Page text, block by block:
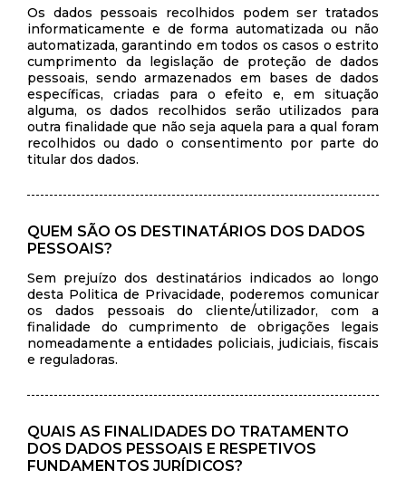
Os dados pessoais recolhidos podem ser tratados
informaticamente e de forma automatizada ou não
automatizada, garantindo em todos os casos o estrito
cumprimento da legislação de proteção de dados
pessoais, sendo armazenados em bases de dados
específicas, criadas para o efeito e, em situação
alguma, os dados recolhidos serão utilizados para
outra finalidade que não seja aquela para a qual foram
recolhidos ou dado o consentimento por parte do
titular dos dados.
QUEM SÃO OS DESTINATÁRIOS DOS DADOS
PESSOAIS?
Sem prejuízo dos destinatários indicados ao longo
desta Politica de Privacidade, poderemos comunicar
os dados pessoais do cliente/utilizador, com a
finalidade do cumprimento de obrigações legais
nomeadamente a entidades policiais, judiciais, fiscais
e reguladoras.
QUAIS AS FINALIDADES DO TRATAMENTO
DOS DADOS PESSOAIS E RESPETIVOS
FUNDAMENTOS JURÍDICOS?